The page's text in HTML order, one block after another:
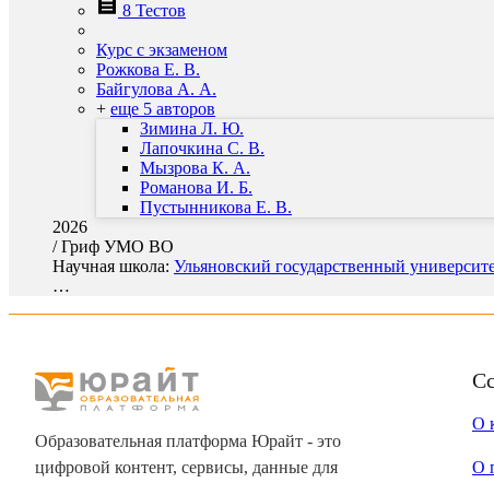
8 Тестов
Курс с экзаменом
Рожкова Е. В.
Байгулова А. А.
+ еще 5 авторов
Зимина Л. Ю.
Лапочкина С. В.
Мызрова К. А.
Романова И. Б.
Пустынникова Е. В.
2026
/Гриф УМО ВО
Научная школа: Ульяновский государственный
…
Образовательная платформа Юрайт - это
цифровой контент, сервисы, данные для
О
О